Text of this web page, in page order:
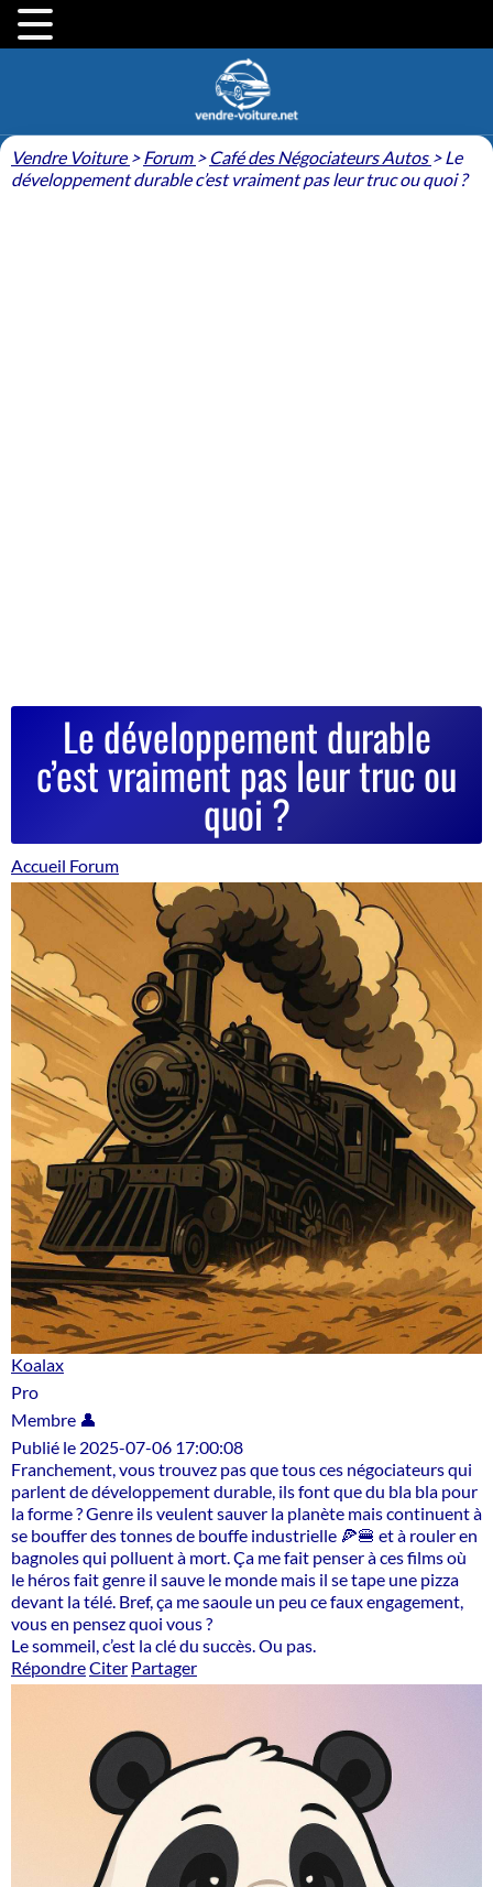
Vendre Voiture > Forum > Café des Négociateurs Autos > Le
développement durable c’est vraiment pas leur truc ou quoi ?
Le développement durable
c’est vraiment pas leur truc ou
quoi ?
Accueil Forum
Koalax
Pro
Membre 👤
Publié le 2025-07-06 17:00:08
Franchement, vous trouvez pas que tous ces négociateurs qui
parlent de développement durable, ils font que du bla bla pour
la forme ? Genre ils veulent sauver la planète mais continuent à
se bouffer des tonnes de bouffe industrielle 🍕🍔 et à rouler en
bagnoles qui polluent à mort. Ça me fait penser à ces films où
le héros fait genre il sauve le monde mais il se tape une pizza
devant la télé. Bref, ça me saoule un peu ce faux engagement,
vous en pensez quoi vous ?
Le sommeil, c’est la clé du succès. Ou pas.
RépondreCiter Partager